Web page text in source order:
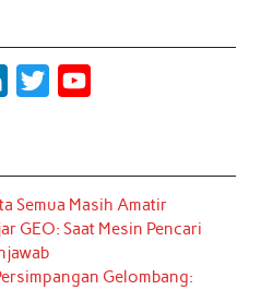
k
e
d
I
t
t
r
T
u
e
Semua Masih Amatir
GEO: Saat Mesin Pencari
Gelombang: